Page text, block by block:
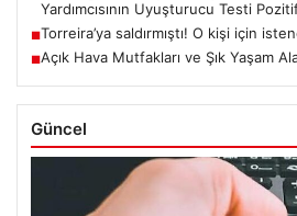
Yardımcısının Uyuşturucu Testi Pozitif
■Torreira’ya saldırmıştı! O kişi için
■Açık Hava Mutfakları ve Şık Yaşam
Güncel